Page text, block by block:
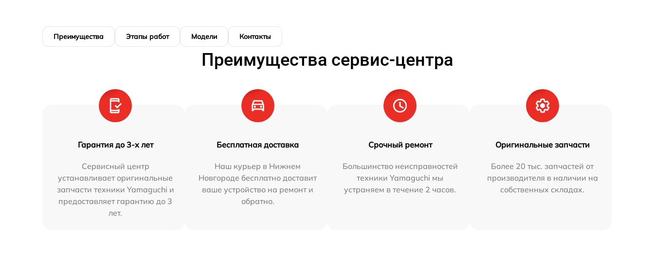
Преимущества Этапы работ Модели Контакты
Преимущества сервис-центра
Гарантия до 3-х лет
Сервисный центр
устанавливает оригинальные
запчасти техники Yamaguchi и
предоставляет гарантию до 3
лет.
Бесплатная доставка
Наш курьер в Нижнем
Новгороде бесплатно доставит
ваше устройство на ремонт и
обратно.
Срочный ремонт
Большинство неисправностей
техники Yamaguchi мы
устраняем в течение 2 часов.
Оригинальные запчасти
Более 20 тыс. запчастей от
производителя в наличии на
собственных складах.